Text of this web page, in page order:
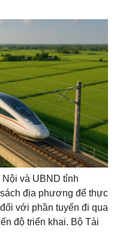
và UBND tỉnh
địa phương để thực
với phần tuyến đi qua
độ triển khai. Bộ Tài